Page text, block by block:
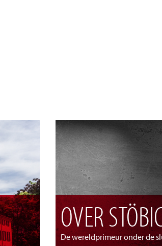
OVER
De wereldprimeur onder de